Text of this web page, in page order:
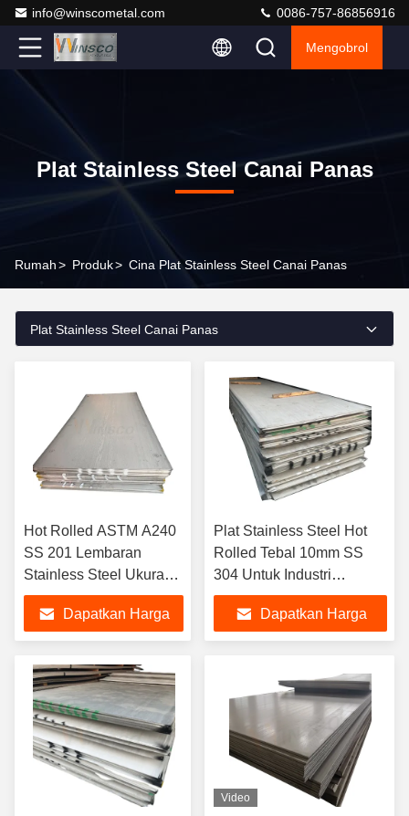
info@winscometal.com 0086-757-86856916
Mengobrol
Plat Stainless Steel Canai Panas
Rumah> Produk> Cina Plat Stainless Steel Canai Panas
Plat Stainless Steel Canai Panas
Hot Rolled ASTM A240
SS 201 Lembaran
Stainless Steel Ukuran
2500mmx3000mm
Dapatkan Harga
Plat Stainless Steel Hot
Rolled Tebal 10mm SS
304 Untuk Industri
Bangunan
Dapatkan Harga
Video